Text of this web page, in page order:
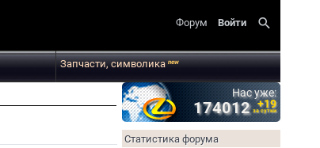
Форум Войти search
Запчасти, символикаnew
Нас уже:
174012 +19
за сутки
Статистика форума